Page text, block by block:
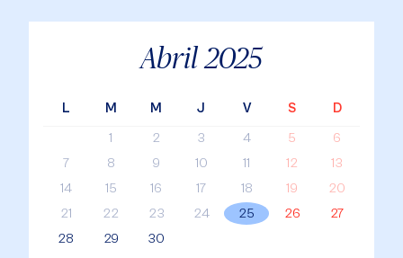
Abril 2025
L M M J V S
D
1
2 3 4 5
6
7
8 9 10 11 12
13
14
15 16 17 18 19
20
21
22 23 24 25 26
27
28
29 30